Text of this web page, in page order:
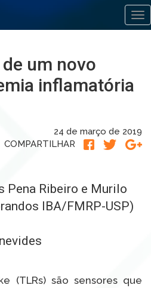
um novo
inflamatória
24 de março de 2019
COMPARTILHAR
Pena Ribeiro e Murilo
IBA/FMRP-USP)
(TLRs) são sensores que